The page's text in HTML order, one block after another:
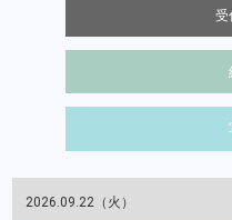
受
2026.09.22（火）